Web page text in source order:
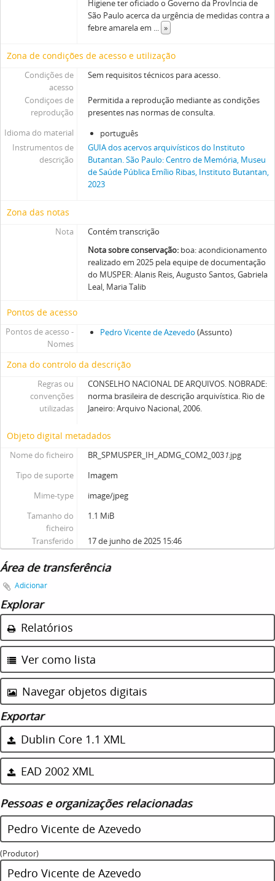
Higiene ter oficiado o Governo da ProvÍncia de
São Paulo acerca da urgência de medidas contra a
febre amarela em ... »
Zona de condições de acesso e utilização
Condições de
acesso
Sem requisitos técnicos para acesso.
Condiçoes de
reprodução
Permitida a reprodução mediante as condições
presentes nas normas de consulta.
Idioma do material
português
Instrumentos de
descrição
GUIA dos acervos arquivísticos do Instituto
Butantan. São Paulo: Centro de Memória, Museu
de Saúde Pública Emílio Ribas, Instituto Butantan,
2023
Zona das notas
Nota
Contém transcrição
Nota sobre conservação:boa: acondicionamento
realizado em 2025 pela equipe de documentação
do MUSPER: Alanis Reis, Augusto Santos, Gabriela
Leal, Maria Talib
Pontos de acesso
Pontos de acesso -
Nomes
Pedro Vicente de Azevedo (Assunto)
Zona do controlo da descrição
Regras ou
convenções
utilizadas
CONSELHO NACIONAL DE ARQUIVOS. NOBRADE:
norma brasileira de descrição arquivística. Rio de
Janeiro: Arquivo Nacional, 2006.
Objeto digital metadados
Nome do ficheiro BR_SPMUSPER_IH_ADMG_COM2_0031.jpg
Tipo de suporte
Imagem
Mime-type
image/jpeg
Tamanho do
ficheiro
1.1 MiB
Transferido 17 de junho de 2025 15:46
Área de transferência
Adicionar
Explorar
Relatórios
Ver como lista
Navegar objetos digitais
Exportar
Dublin Core 1.1 XML
EAD 2002 XML
Pessoas e organizações relacionadas
Pedro Vicente de Azevedo
(Produtor)
Pedro Vicente de Azevedo